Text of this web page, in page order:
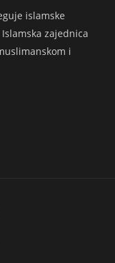
islamske
zajednica
i